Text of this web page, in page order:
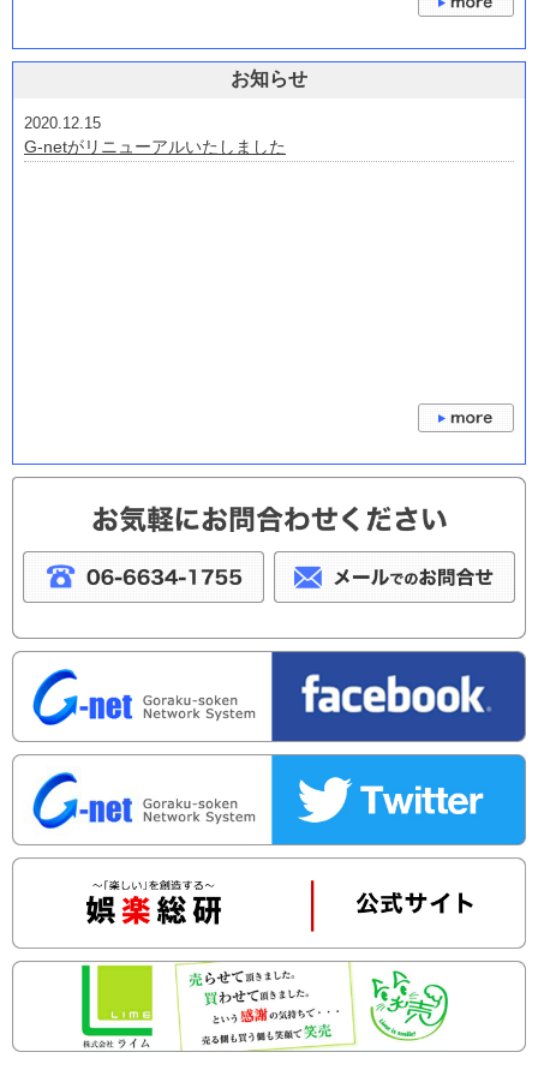
2026.07.22
下取り機種一覧(ぱちんこ） 三共・ビスティ・ジェイビー
2026.07.22
下取り機種 藤商事・JFJ・オレンジ
お知らせ
2020.12.15
G-netがリニューアルいたしました